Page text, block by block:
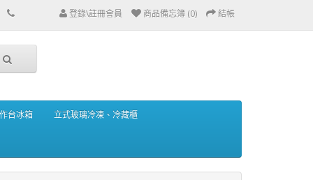
登錄\註冊會員 商品備忘簿 (0) 結帳
台冰箱 立式玻璃冷凍、冷藏櫃